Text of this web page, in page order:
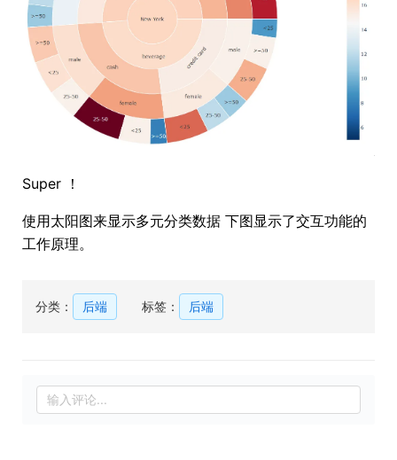
Super ！
使用太阳图来显示多元分类数据 下图显示了交互功能的
工作原理。
分类： 后端 标签： 后端